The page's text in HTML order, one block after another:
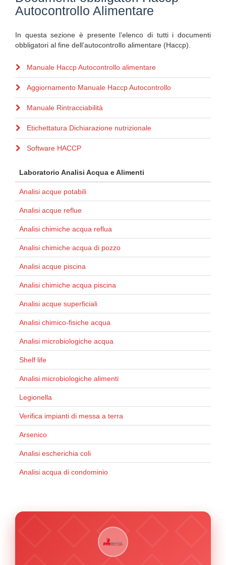
Autocontrollo Alimentare
In questa sezione è presente l’elenco di tutti i documenti
obbligatori al fine dell’autocontrollo alimentare (Haccp).
Manuale Haccp Autocontrollo alimentare
Aggiornamento Manuale Haccp Autocontrollo
Manuale Rintracciabilità
Etichettatura Dichiarazione nutrizionale
Software HACCP
Laboratorio Analisi Acqua e Alimenti
Analisi acque potabili
Analisi acque reflue
Analisi chimiche acqua reflua
Analisi chimiche acqua di pozzo
Analisi acque piscina
Analisi chimiche acqua piscina
Analisi acque superficiali
Analisi chimico-fisiche acqua
Analisi microbiologiche acqua
Shelf life
Analisi microbiologiche alimenti
Legionella
Verifica impianti di messa a terra
Arsenico
Analisi escherichia coli
Analisi acqua di condominio